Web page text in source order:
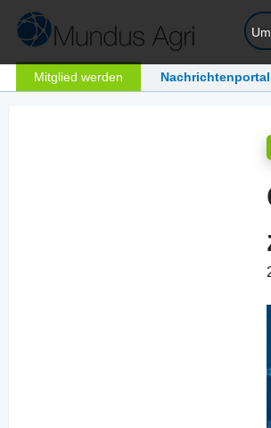
Mitglied werden Nachrichtenportal